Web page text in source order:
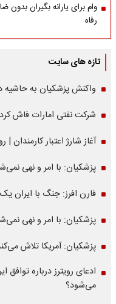
رفاه
تازه های سایت
واکنش پزشکیان به
شرکت نفتی امارات فاش کرد/ ۱۵ نفتکش‌مان
آغاز شارژ اعتبار
پزشکیان: با امر و نهی
فارن افرز: جنگ با ایران
پزشکیان: با امر و نهی
پزشکیان: آمریکا تلاش
ادعای رویترز درباره
می‌شود؟